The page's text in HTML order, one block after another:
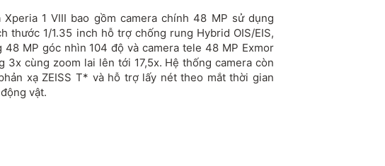
Xperia 1 VIII bao gồm camera chính 48 MP sử dụng
thước 1/1.35 inch hỗ trợ chống rung Hybrid OIS/EIS,
48 MP góc nhìn 104 độ và camera tele 48 MP Exmor
3x cùng zoom lai lên tới 17,5x. Hệ thống camera còn
xạ ZEISS T* và hỗ trợ lấy nét theo mắt thời gian
vật.